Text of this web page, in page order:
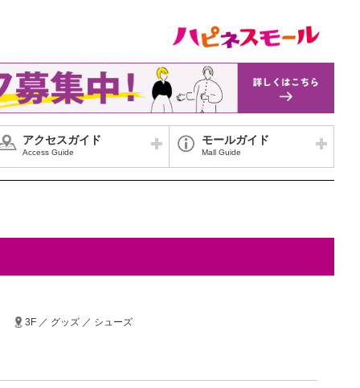
アクセスガイド
Access Guide
モールガイド
Mall Guide
3F ／ グッズ ／ シューズ